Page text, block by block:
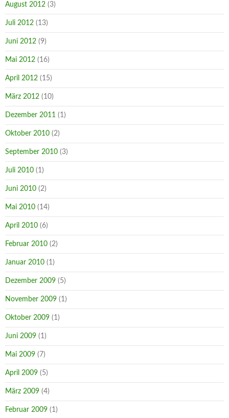
August 2012 (3)
Juli 2012 (13)
Juni 2012 (9)
Mai 2012 (16)
April 2012 (15)
März 2012 (10)
Dezember 2011 (1)
Oktober 2010 (2)
September 2010 (3)
Juli 2010 (1)
Juni 2010 (2)
Mai 2010 (14)
April 2010 (6)
Februar 2010 (2)
Januar 2010 (1)
Dezember 2009 (5)
November 2009 (1)
Oktober 2009 (1)
Juni 2009 (1)
Mai 2009 (7)
April 2009 (5)
März 2009 (4)
Februar 2009 (1)